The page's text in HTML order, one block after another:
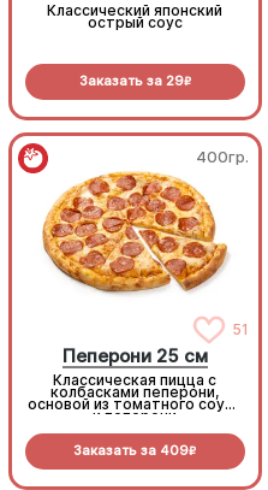
Классический японский
острый соус
Заказать за 29R
400гр.
51
Пеперони 25 см
Классическая пицца с
колбасками пеперони,
основой из томатного соуса
и пеперони
Заказать за 409R